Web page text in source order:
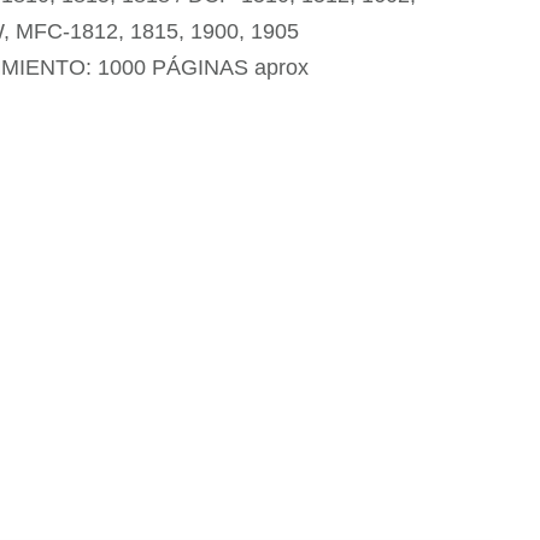
MFC-1812, 1815, 1900, 1905
1000 PÁGINAS aprox